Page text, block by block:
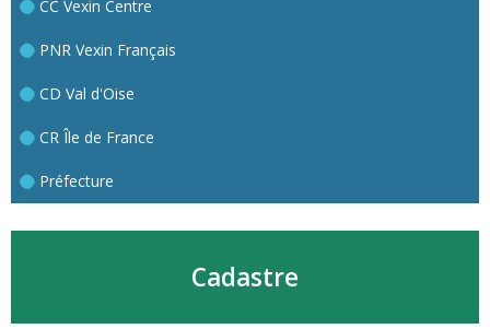
CC Vexin Centre
PNR Vexin Français
CD Val d'Oise
CR Île de France
Préfecture
Cadastre